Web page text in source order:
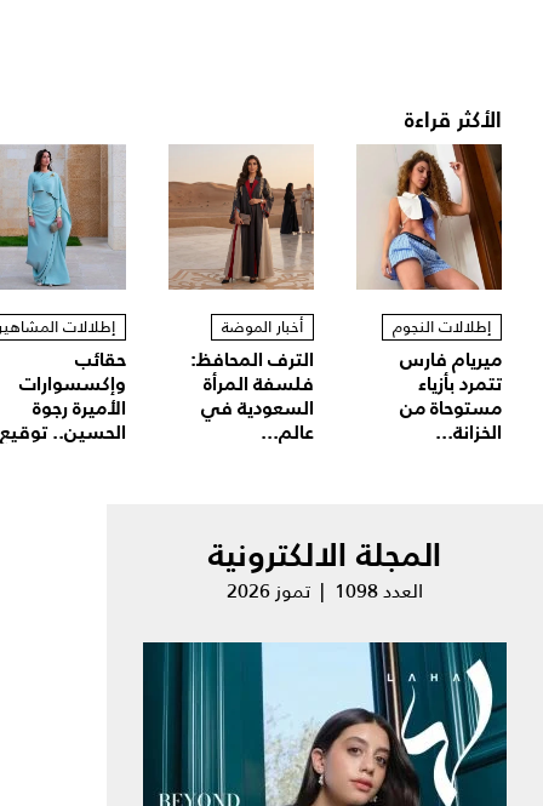
الأكثر قراءة
إطلالات النجوم
ميريام فارس
تتمرد بأزياء
مستوحاة من
الخزانة...
أخبار الموضة
الترف المحافظ:
فلسفة المرأة
السعودية في
عالم...
إطلالات
حقائب
وإكسسوارات
الأميرة رجوة
الحسين..
المجلة الالكترونية
العدد 1098 | تموز 2026